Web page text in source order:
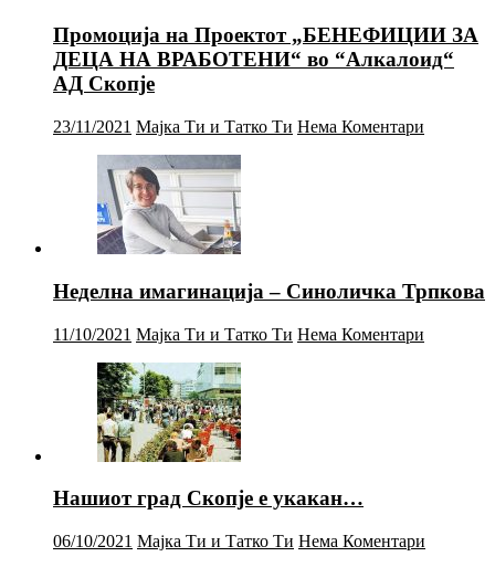
Промоција на Проектот „БЕНЕФИЦИИ ЗА
ДЕЦА НА ВРАБОТЕНИ“ во “Алкалоид“
АД Скопје
23/11/2021 Мајка Ти и Татко Ти Нема Коментари
Неделна имагинација – Синоличка Трпкова
11/10/2021 Мајка Ти и Татко Ти Нема Коментари
Нашиот град Скопје е укакан…
06/10/2021 Мајка Ти и Татко Ти Нема Коментари